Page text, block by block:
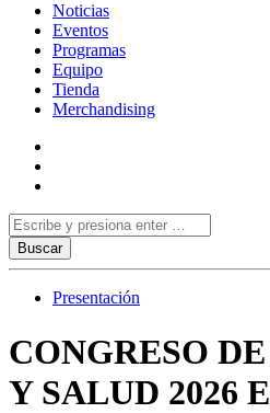
Noticias
Eventos
Programas
Equipo
Tienda
Merchandising
Presentación
CONGRESO
Y SALUD 2026